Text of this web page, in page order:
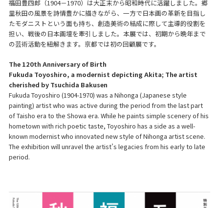
福田豊四郎（1904－1970）は大正末から昭和時代に活躍しました。郷
里秋田の風景を詩情豊かに描きながら、一方で日本画の革新を目指し
たモダニストという面も持ち、創造美術の結成に際して主導的役割を
担い、戦後の日本画壇を牽引しました。本展では、初期から晩年まで
の芸術活動を紐解きます。京都では初の回顧展です。
The 120th Anniversary of Birth
Fukuda Toyoshiro, a modernist depicting Akita; The artist
cherished by Tsuchida Bakusen
Fukuda Toyoshiro (1904-1970) was a Nihonga (Japanese style
painting) artist who was active during the period from the last part
of Taisho era to the Showa era. While he paints simple scenery of his
hometown with rich poetic taste, Toyoshiro has a side as a well-
known modernist who innovated new style of Nihonga artist scene.
The exhibition will unravel the artist’s legacies from his early to late
period.